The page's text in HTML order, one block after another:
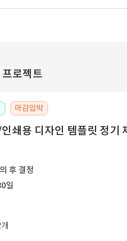
로젝트
마감임박
쇄용 디자인 템플릿 정기
후 결정
일